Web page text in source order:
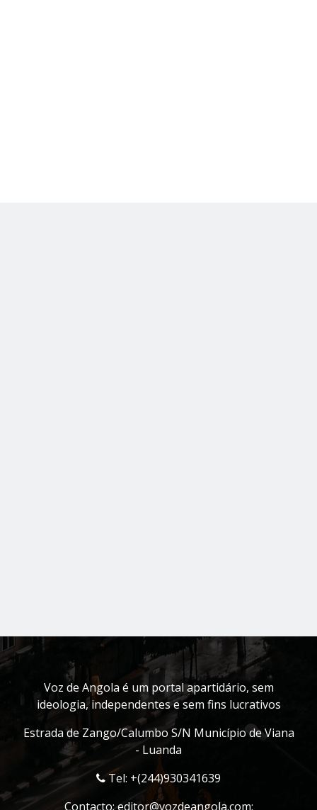
Voz de Angola é um portal apartidário, sem
ideologia, independentes e sem fins lucrativos
Estrada de Zango/Calumbo S/N Município de Viana
- Luanda
Tel: +(244)930341639
Contacto:editor@vozdeangola.com;